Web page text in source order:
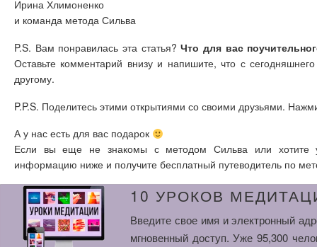
Ирина Хлимоненко
и команда метода Сильва
P.S. Вам понравилась эта статья?Что для вас
Оставьте комментарий внизу и напишите, что с
другому.
P.P.S. Поделитесь этими открытиями со своими друзьями.
А у нас есть для вас подарок
Если вы еще не знакомы с методом Сильва или хотите
информацию ниже и получите бесплатный путеводитель по
10 УРОКОВ
Введите свое имя и электронный
мгновенный доступ. Уже 95,300